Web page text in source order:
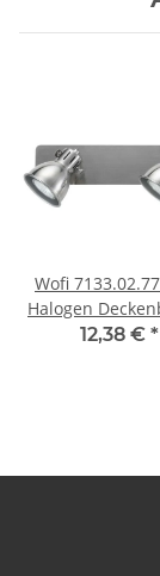
Wofi
Halogen
Gent Perlgrau
12,38 € *